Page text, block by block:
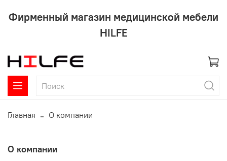
Фирменный магазин медицинской мебели
HILFE
Главная О компании
О компании